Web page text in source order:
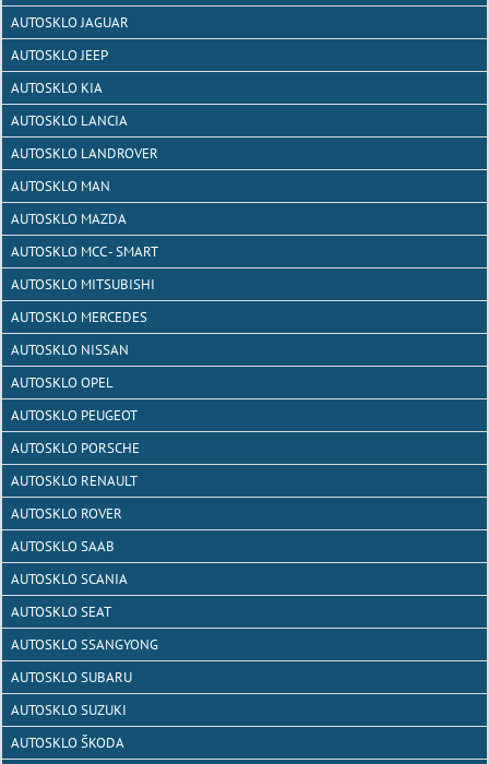
AUTOSKLO JAGUAR
AUTOSKLO JEEP
AUTOSKLO KIA
AUTOSKLO LANCIA
AUTOSKLO LANDROVER
AUTOSKLO MAN
AUTOSKLO MAZDA
AUTOSKLO MCC - SMART
AUTOSKLO MITSUBISHI
AUTOSKLO MERCEDES
AUTOSKLO NISSAN
AUTOSKLO OPEL
AUTOSKLO PEUGEOT
AUTOSKLO PORSCHE
AUTOSKLO RENAULT
AUTOSKLO ROVER
AUTOSKLO SAAB
AUTOSKLO SCANIA
AUTOSKLO SEAT
AUTOSKLO SSANGYONG
AUTOSKLO SUBARU
AUTOSKLO SUZUKI
AUTOSKLO ŠKODA